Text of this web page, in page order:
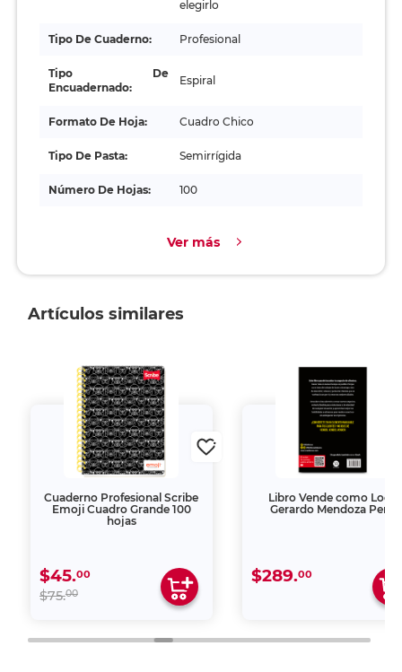
elegirlo
Tipo De Cuaderno: Profesional
Tipo De
Encuadernado:
Espiral
Formato De Hoja: Cuadro Chico
Tipo De Pasta: Semirrígida
Número De Hojas: 100
Ver más
Artículos similares
Cuaderno Profesional Scribe
Emoji Cuadro Grande 100
hojas
$45.00
$75.00
Libro Vende como Loco
Gerardo Mendoza Peña
$289.00